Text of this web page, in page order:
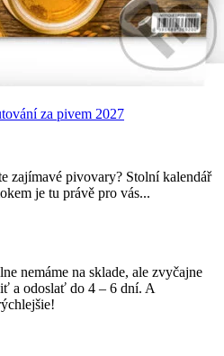
za pivem 2027
zajímavé pivovary? Stolní kalendář
je tu právě pro vás...
nemáme na sklade, ale zvyčajne
a odoslať do 4 – 6 dní. A